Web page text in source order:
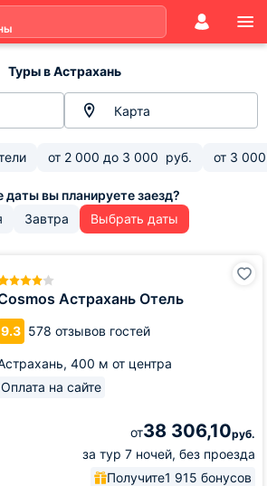
Туры в Астрахань
Карта
от 2 000 до 3 000 руб. от 3 000
Завтра Выбрать даты
Астрахань Отель
9.3 578 отзывов гостей
400 м от центра
Оплата на сайте
от38 306,10руб.
за тур 7 ночей, без проезда
Получите1 915 бонусов